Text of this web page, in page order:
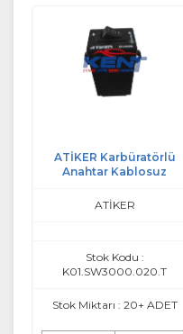
ATİKER Karbüratörlü
Anahtar Kablosuz
ATİKER
Stok Kodu :
K01.SW3000.020.T
Stok Miktarı : 20+ ADET